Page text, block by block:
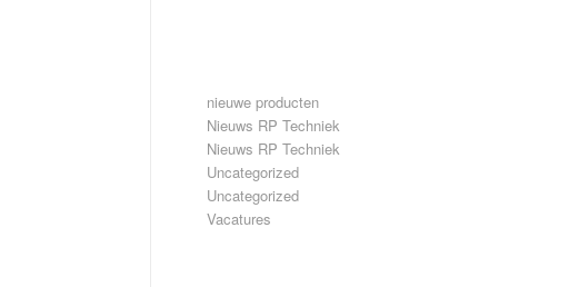
nieuwe producten
Nieuws RP Techniek
Nieuws RP Techniek
Uncategorized
Uncategorized
Vacatures